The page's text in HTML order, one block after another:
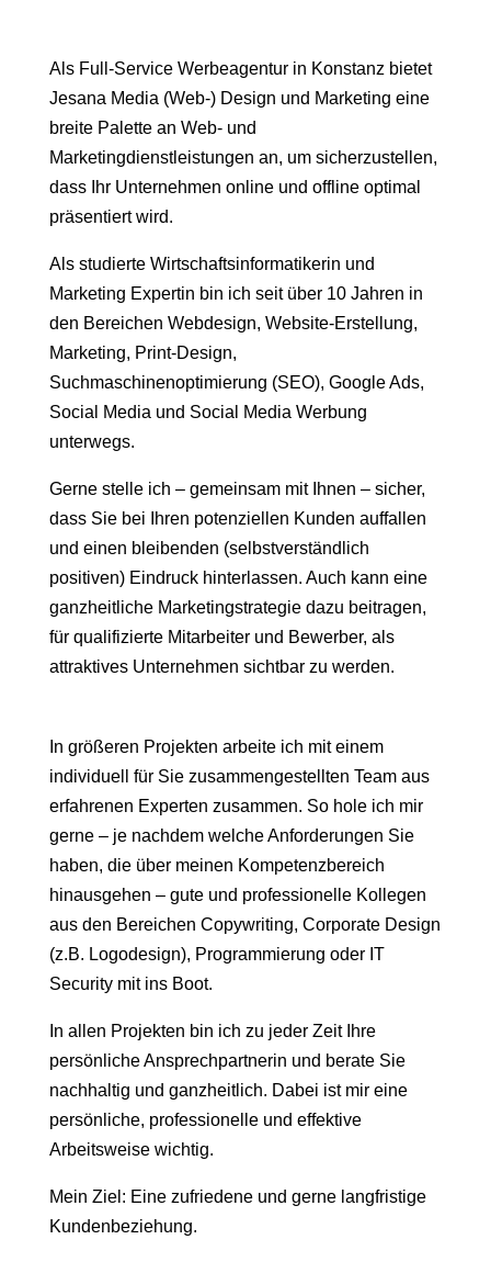
Als Full-Service Werbeagentur in Konstanz bietet
Jesana Media (Web-) Design und Marketing eine
breite Palette an Web- und
Marketingdienstleistungen an, um sicherzustellen,
dass Ihr Unternehmen online und offline optimal
präsentiert wird.
Als studierte Wirtschaftsinformatikerin und
Marketing Expertin bin ich seit über 10 Jahren in
den Bereichen Webdesign, Website-Erstellung,
Marketing, Print-Design,
Suchmaschinenoptimierung (SEO), Google Ads,
Social Media und Social Media Werbung
unterwegs.
Gerne stelle ich – gemeinsam mit Ihnen – sicher,
dass Sie bei Ihren potenziellen Kunden auffallen
und einen bleibenden (selbstverständlich
positiven) Eindruck hinterlassen. Auch kann eine
ganzheitliche Marketingstrategie dazu beitragen,
für qualifizierte Mitarbeiter und Bewerber, als
attraktives Unternehmen sichtbar zu werden.
In größeren Projekten arbeite ich mit einem
individuell für Sie zusammengestellten Team aus
erfahrenen Experten zusammen. So hole ich mir
gerne – je nachdem welche Anforderungen Sie
haben, die über meinen Kompetenzbereich
hinausgehen – gute und professionelle Kollegen
aus den Bereichen Copywriting, Corporate Design
(z.B. Logodesign), Programmierung oder IT
Security mit ins Boot.
In allen Projekten bin ich zu jeder Zeit Ihre
persönliche Ansprechpartnerin und berate Sie
nachhaltig und ganzheitlich. Dabei ist mir eine
persönliche, professionelle und effektive
Arbeitsweise wichtig.
Mein Ziel: Eine zufriedene und gerne langfristige
Kundenbeziehung.